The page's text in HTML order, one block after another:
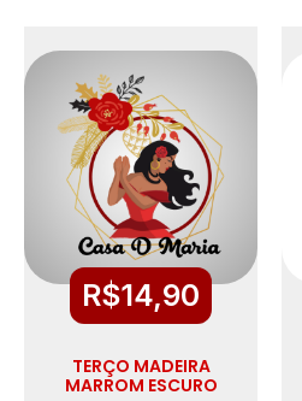
R$14,90
TERÇO MADEIRA
MARROM ESCURO